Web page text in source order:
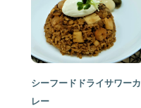
シーフードドライサワーカ
レー